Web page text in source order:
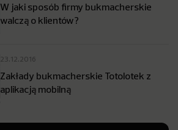
W jaki sposób firmy bukmacherskie
walczą o klientów?
23.12.2016
Zakłady bukmacherskie Totolotek z
aplikacją mobilną